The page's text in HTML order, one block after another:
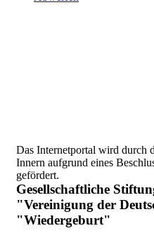
Das Internetportal wird durch
Innern aufgrund eines
gefördert.
Gesellschaftliche
"Vereinigung der
"Wiedergeburt"